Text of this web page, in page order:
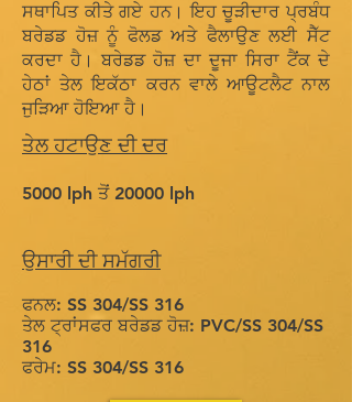
ਸਥਾਪਿਤ ਕੀਤੇ ਗਏ ਹਨ। ਇਹ ਚੂੜੀਦਾਰ ਪ੍ਰਬੰਧ
ਬਰੇਡਡ ਹੋਜ਼ ਨੂੰ ਫੋਲਡ ਅਤੇ ਫੈਲਾਉਣ ਲਈ ਸੈੱਟ
ਕਰਦਾ ਹੈ। ਬਰੇਡਡ ਹੋਜ਼ ਦਾ ਦੂਜਾ ਸਿਰਾ ਟੈਂਕ ਦੇ
ਹੇਠਾਂ ਤੇਲ ਇਕੱਠਾ ਕਰਨ ਵਾਲੇ ਆਊਟਲੈਟ ਨਾਲ
ਜੁੜਿਆ ਹੋਇਆ ਹੈ।
ਤੇਲ ਹਟਾਉਣ ਦੀ ਦਰ
5000 lph ਤੋਂ 20000 lph
ਉਸਾਰੀ ਦੀ ਸਮੱਗਰੀ
ਫਨਲ: SS 304/SS 316
ਤੇਲ ਟ੍ਰਾਂਸਫਰ ਬਰੇਡਡ ਹੋਜ਼: PVC/SS 304/SS
316
ਫਰੇਮ: SS 304/SS 316